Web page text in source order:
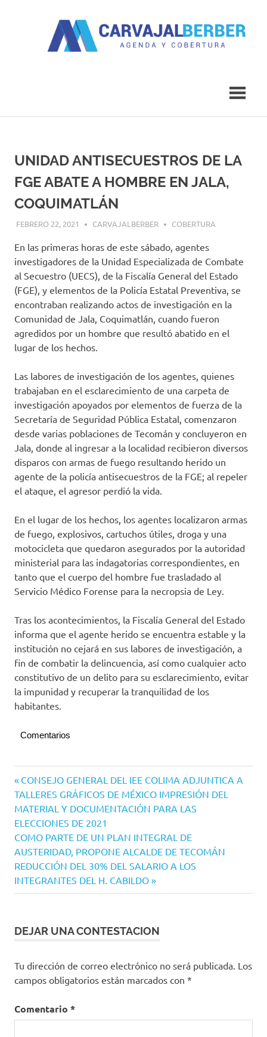
UNIDAD ANTISECUESTROS DE LA
FGE ABATE A HOMBRE EN JALA,
COQUIMATLÁN
FEBRERO 22, 2021 CARVAJALBERBER COBERTURA
En las primeras horas de este sábado, agentes
investigadores de la Unidad Especializada de Combate
al Secuestro (UECS), de la Fiscalía General del Estado
(FGE), y elementos de la Policía Estatal Preventiva, se
encontraban realizando actos de investigación en la
Comunidad de Jala, Coquimatlán, cuando fueron
agredidos por un hombre que resultó abatido en el
lugar de los hechos.
Las labores de investigación de los agentes, quienes
trabajaban en el esclarecimiento de una carpeta de
investigación apoyados por elementos de fuerza de la
Secretaría de Seguridad Pública Estatal, comenzaron
desde varias poblaciones de Tecomán y concluyeron en
Jala, donde al ingresar a la localidad recibieron diversos
disparos con armas de fuego resultando herido un
agente de la policía antisecuestros de la FGE; al repeler
el ataque, el agresor perdió la vida.
En el lugar de los hechos, los agentes localizaron armas
de fuego, explosivos, cartuchos útiles, droga y una
motocicleta que quedaron asegurados por la autoridad
ministerial para las indagatorias correspondientes, en
tanto que el cuerpo del hombre fue trasladado al
Servicio Médico Forense para la necropsia de Ley.
Tras los acontecimientos, la Fiscalía General del Estado
informa que el agente herido se encuentra estable y la
institución no cejará en sus labores de investigación, a
fin de combatir la delincuencia, así como cualquier acto
constitutivo de un delito para su esclarecimiento, evitar
la impunidad y recuperar la tranquilidad de los
habitantes.
Comentarios
Estatal
Navegación
de
entradas
Entrada
anterior:
CONSEJO GENERAL DEL IEE COLIMA ADJUNTICA A
TALLERES GRÁFICOS DE MÉXICO IMPRESIÓN DEL
MATERIAL Y DOCUMENTACIÓN PARA LAS
ELECCIONES DE 2021
Siguiente
entrada:
COMO PARTE DE UN PLAN INTEGRAL DE
AUSTERIDAD, PROPONE ALCALDE DE TECOMÁN
REDUCCIÓN DEL 30% DEL SALARIO A LOS
INTEGRANTES DEL H. CABILDO
DEJAR UNA CONTESTACION
Tu dirección de correo electrónico no será publicada. Los
campos obligatorios están marcados con *
Comentario *